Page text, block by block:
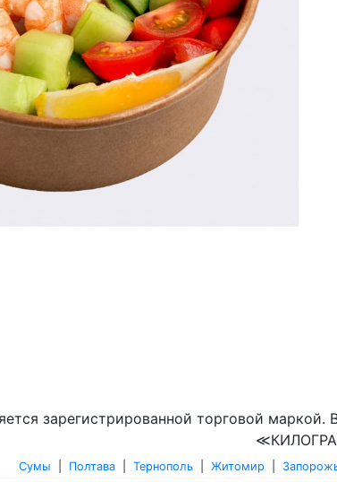
зарегистрированной торговой
Сумы Полтава Тернополь Житомир